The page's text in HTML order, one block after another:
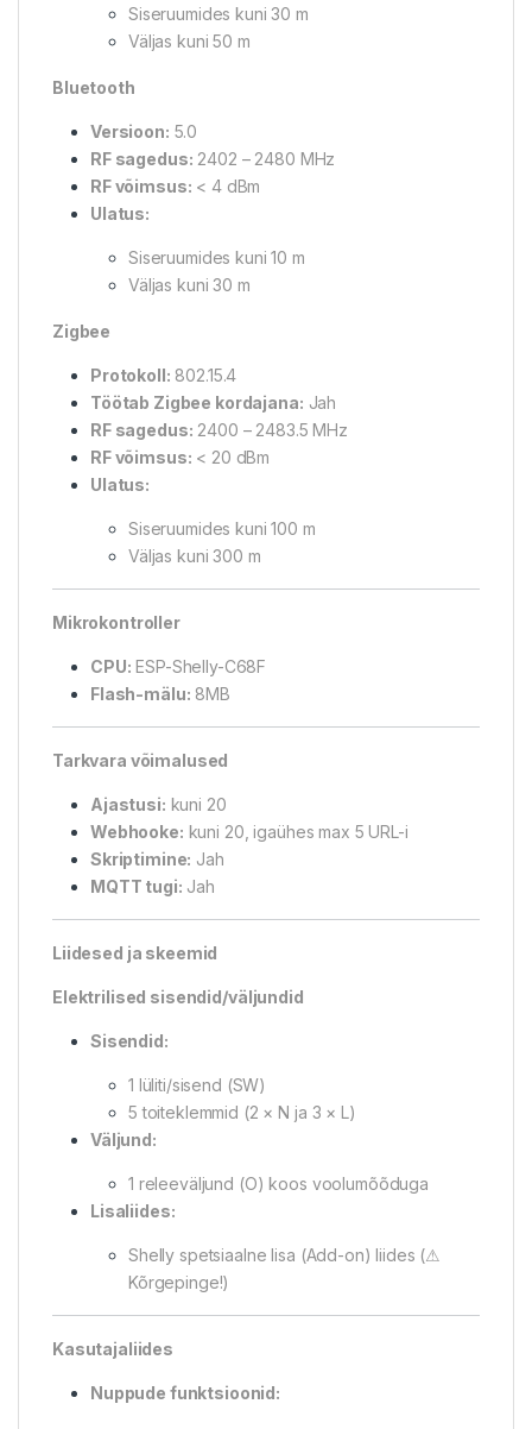
Siseruumides kuni 30 m
Väljas kuni 50 m
Bluetooth
Versioon: 5.0
RF sagedus: 2402 – 2480 MHz
RF võimsus: < 4 dBm
Ulatus:
Siseruumides kuni 10 m
Väljas kuni 30 m
Zigbee
Protokoll: 802.15.4
Töötab Zigbee kordajana: Jah
RF sagedus: 2400 – 2483.5 MHz
RF võimsus: < 20 dBm
Ulatus:
Siseruumides kuni 100 m
Väljas kuni 300 m
Mikrokontroller
CPU: ESP-Shelly-C68F
Flash-mälu: 8MB
Tarkvara võimalused
Ajastusi: kuni 20
Webhooke: kuni 20, igaühes max 5 URL-i
Skriptimine: Jah
MQTT tugi: Jah
Liidesed ja skeemid
Elektrilised sisendid/väljundid
Sisendid:
1 lüliti/sisend (SW)
5 toiteklemmid (2 × N ja 3 × L)
Väljund:
1 releeväljund (O) koos voolumõõduga
Lisaliides:
Shelly spetsiaalne lisa (Add-on) liides (⚠
Kõrgepinge!)
Kasutajaliides
Nuppude funktsioonid: